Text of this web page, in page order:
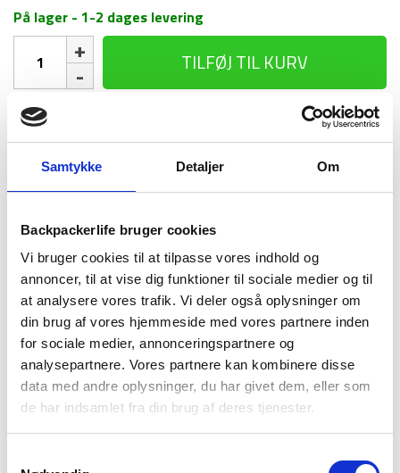
Samtykke Detaljer Om
Backpackerlife bruger cookies
Vi bruger cookies til at tilpasse vores indhold og
annoncer, til at vise dig funktioner til sociale medier og til
at analysere vores trafik. Vi deler også oplysninger om
din brug af vores hjemmeside med vores partnere inden
for sociale medier, annonceringspartnere og
analysepartnere. Vores partnere kan kombinere disse
data med andre oplysninger, du har givet dem, eller som
de har indsamlet fra din brug af deres tjenester.
På lager - 1-2 dages levering
Powerbank
10.000
mah
Solceller
TILFØJ TIL KURV
levering
499 kr
100 dages
returret
BESKRIVELSE BRAND FAQ
Solcelle og dynamo powerbank fra det kendte mærke Denver
giver dig rig mulighed for at oplade dine devices på turen. Den
rummer 10.000 mAh og har LED kapacitetsindikator. Som
bonus har den indbygget lommelygte, så du kan se i mørket
selvom din mobil lukket ned pga. manglende strøm.
Den har indbygget solceller, så den kan oplades via solen eller